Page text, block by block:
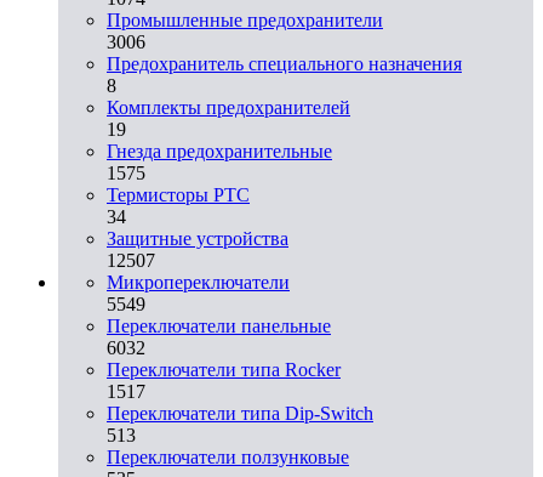
Промышленные предохранители
3006
Предохранитель специального назначения
8
Комплекты предохранителей
19
Гнезда предохранительные
1575
Термисторы PTC
34
Защитные устройства
12507
Микропереключатели
5549
Переключатели панельные
6032
Переключатели типа Rocker
1517
Переключатели типа Dip-Switch
513
Переключатели ползунковые